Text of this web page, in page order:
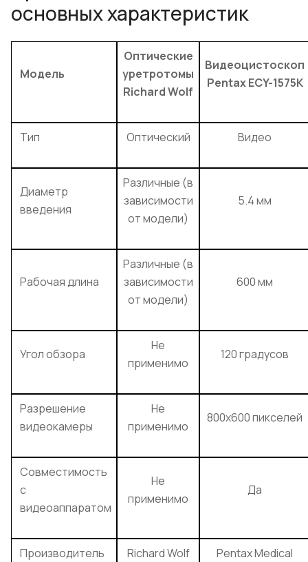
основных характеристик
Модель
Оптические
уретротомы
Richard Wolf
Видеоцистоскоп
Pentax ECY-1575K
Тип Оптический Видео
Диаметр
введения
Различные (в
зависимости
от модели)
5.4 мм
Рабочая длина
Различные (в
зависимости
от модели)
600 мм
Угол обзора
Не
применимо
120 градусов
Разрешение
видеокамеры
Не
применимо
800x600 пикселей
Совместимость
с
видеоаппаратом
Не
применимо
Да
Производитель Richard Wolf Pentax Medical